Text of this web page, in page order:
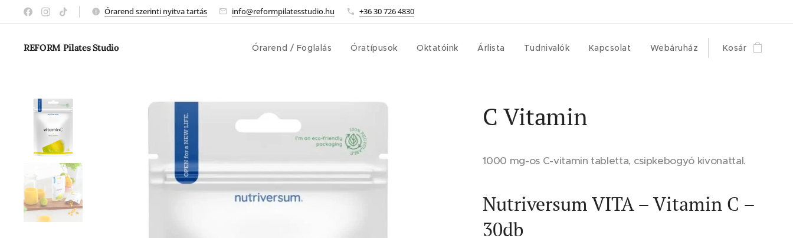
Órarend szerinti nyitva tartás info@reformpilatesstudio.hu +36 30 726 4830
REFORM Pilates Studio Órarend / Foglalás Óratípusok Oktatóink Árlista Tudnivalók Kapcsolat Webáruház Kosár
C Vitamin
1000 mg-os C-vitamin tabletta, csipkebogyó kivonattal.
Nutriversum VITA – Vitamin C –
30db